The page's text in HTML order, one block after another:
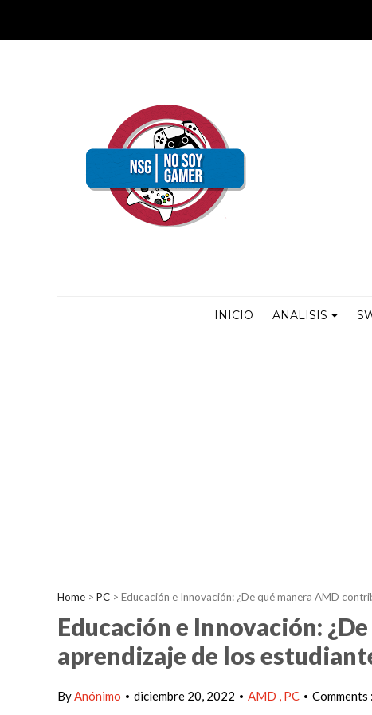
INICIO ANALISIS
Home > PC > Educación e Innovación: ¿De qué manera AMD
Educación e Innovación:
aprendizaje de los
ByAnónimo • diciembre 20, 2022 • AMD PC • Comments